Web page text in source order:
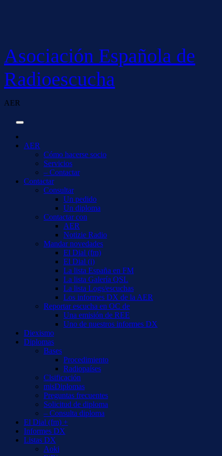
Asociación Española de
Radioescucha
AER
AER
Cómo hacerse socio
Servicios
– Contactar
Contactar
Consultar
Un pedido
Un diploma
Contactar con
AER
Notizie Radio
Mandar novedades
El Dial (fm)
El Dial (i)
La lista España en FM
La lista Galería QSL
La lista Logs/escuchas
Los informes DX de la AER
Reportar escucha en OC de
Una emisión de REE
Uno de nuestros informes DX
Diexismo
Diplomas
Bases
Procedimiento
Radiopaíses
Clsificación
misDiplomas
Preguntas frecuentes
Solicitud de diploma
– Consulta diploma
El Dial (fm) +
Informes DX
Listas DX
Aoki